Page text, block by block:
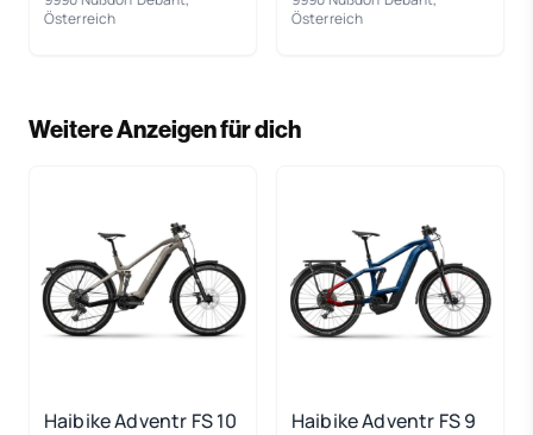
Österreich
Österreich
Weitere Anzeigen für dich
Haibike Adventr FS 10
Haibike Adventr FS 9